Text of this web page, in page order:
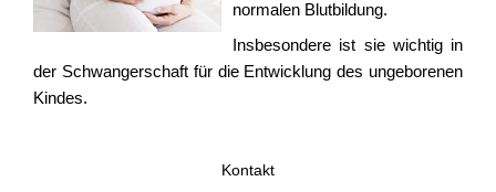
normalen Blutbildung.
Insbesondere ist sie wichtig in
der Schwangerschaft für die Entwicklung des ungeborenen
Kindes.
Kontakt